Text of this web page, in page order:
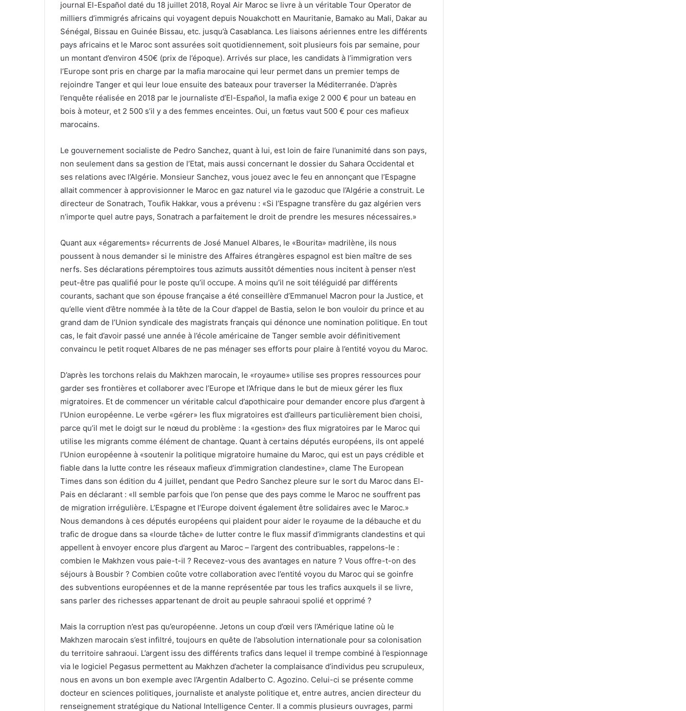
journal El-Español daté du 18 juillet 2018, Royal Air Maroc se livre à un véritable Tour Operator de
milliers d’immigrés africains qui voyagent depuis Nouakchott en Mauritanie, Bamako au Mali, Dakar au
Sénégal, Bissau en Guinée Bissau, etc. jusqu’à Casablanca. Les liaisons aériennes entre les différents
pays africains et le Maroc sont assurées soit quotidiennement, soit plusieurs fois par semaine, pour
un montant d’environ 450€ (prix de l’époque). Arrivés sur place, les candidats à l’immigration vers
l’Europe sont pris en charge par la mafia marocaine qui leur permet dans un premier temps de
rejoindre Tanger et qui leur loue ensuite des bateaux pour traverser la Méditerranée. D’après
l’enquête réalisée en 2018 par le journaliste d’El-Español, la mafia exige 2 000 € pour un bateau en
bois à moteur, et 2 500 s’il y a des femmes enceintes. Oui, un fœtus vaut 500 € pour ces mafieux
marocains.
Le gouvernement socialiste de Pedro Sanchez, quant à lui, est loin de faire l’unanimité dans son pays,
non seulement dans sa gestion de l’Etat, mais aussi concernant le dossier du Sahara Occidental et
ses relations avec l’Algérie. Monsieur Sanchez, vous jouez avec le feu en annonçant que l’Espagne
allait commencer à approvisionner le Maroc en gaz naturel via le gazoduc que l’Algérie a construit. Le
directeur de Sonatrach, Toufik Hakkar, vous a prévenu : «Si l’Espagne transfère du gaz algérien vers
n’importe quel autre pays, Sonatrach a parfaitement le droit de prendre les mesures nécessaires.»
Quant aux «égarements» récurrents de José Manuel Albares, le «Bourita» madrilène, ils nous
poussent à nous demander si le ministre des Affaires étrangères espagnol est bien maître de ses
nerfs. Ses déclarations péremptoires tous azimuts aussitôt démenties nous incitent à penser n’est
peut-être pas qualifié pour le poste qu’il occupe. A moins qu’il ne soit téléguidé par différents
courants, sachant que son épouse française a été conseillère d’Emmanuel Macron pour la Justice, et
qu’elle vient d’être nommée à la tête de la Cour d’appel de Bastia, selon le bon vouloir du prince et au
grand dam de l’Union syndicale des magistrats français qui dénonce une nomination politique. En tout
cas, le fait d’avoir passé une année à l’école américaine de Tanger semble avoir définitivement
convaincu le petit roquet Albares de ne pas ménager ses efforts pour plaire à l’entité voyou du Maroc.
D’après les torchons relais du Makhzen marocain, le «royaume» utilise ses propres ressources pour
garder ses frontières et collaborer avec l’Europe et l’Afrique dans le but de mieux gérer les flux
migratoires. Et de commencer un véritable calcul d’apothicaire pour demander encore plus d’argent à
l’Union européenne. Le verbe «gérer» les flux migratoires est d’ailleurs particulièrement bien choisi,
parce qu’il met le doigt sur le nœud du problème : la «gestion» des flux migratoires par le Maroc qui
utilise les migrants comme élément de chantage. Quant à certains députés européens, ils ont appelé
l’Union européenne à «soutenir la politique migratoire humaine du Maroc, qui est un pays crédible et
fiable dans la lutte contre les réseaux mafieux d’immigration clandestine», clame The European
Times dans son édition du 4 juillet, pendant que Pedro Sanchez pleure sur le sort du Maroc dans El-
Pais en déclarant : «Il semble parfois que l’on pense que des pays comme le Maroc ne souffrent pas
de migration irrégulière. L’Espagne et l’Europe doivent également être solidaires avec le Maroc.»
Nous demandons à ces députés européens qui plaident pour aider le royaume de la débauche et du
trafic de drogue dans sa «lourde tâche» de lutter contre le flux massif d’immigrants clandestins et qui
appellent à envoyer encore plus d’argent au Maroc – l’argent des contribuables, rappelons-le :
combien le Makhzen vous paie-t-il ? Recevez-vous des avantages en nature ? Vous offre-t-on des
séjours à Bousbir ? Combien coûte votre collaboration avec l’entité voyou du Maroc qui se goinfre
des subventions européennes et de la manne représentée par tous les trafics auxquels il se livre,
sans parler des richesses appartenant de droit au peuple sahraoui spolié et opprimé ?
Mais la corruption n’est pas qu’européenne. Jetons un coup d’œil vers l’Amérique latine où le
Makhzen marocain s’est infiltré, toujours en quête de l’absolution internationale pour sa colonisation
du territoire sahraoui. L’argent issu des différents trafics dans lequel il trempe combiné à l’espionnage
via le logiciel Pegasus permettent au Makhzen d’acheter la complaisance d’individus peu scrupuleux,
nous en avons un bon exemple avec l’Argentin Adalberto C. Agozino. Celui-ci se présente comme
docteur en sciences politiques, journaliste et analyste politique et, entre autres, ancien directeur du
renseignement stratégique du National Intelligence Center. Il a commis plusieurs ouvrages, parmi